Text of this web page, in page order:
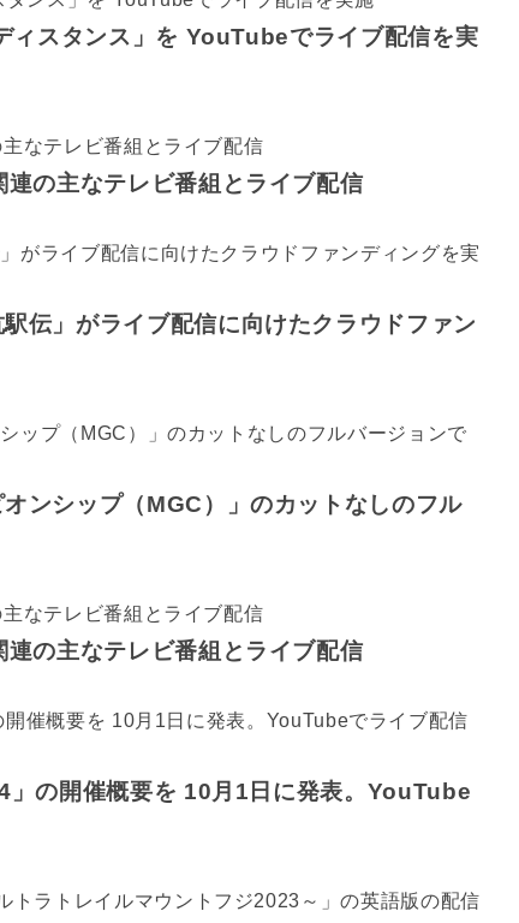
ィスタンス」を YouTubeでライブ配信を実
の主なテレビ番組とライブ配信
伝」がライブ配信に向けたクラウドファン
ンシップ（MGC）」のカットなしのフル
の主なテレビ番組とライブ配信
」の開催概要を 10月1日に発表。YouTube